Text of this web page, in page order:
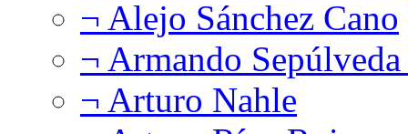
¬ Alejo Sánchez Cano
¬ Armando
¬ Arturo Nahle